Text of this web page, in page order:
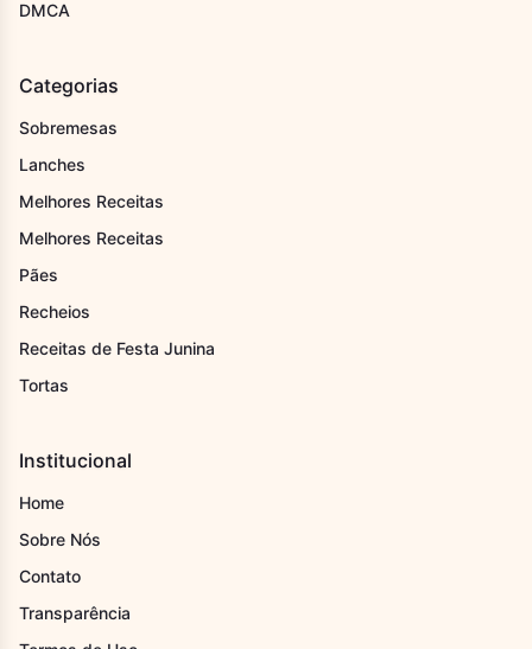
DMCA
Categorias
Sobremesas
Lanches
Melhores Receitas
Melhores Receitas
Pães
Recheios
Receitas de Festa Junina
Tortas
Institucional
Home
Sobre Nós
Contato
Transparência